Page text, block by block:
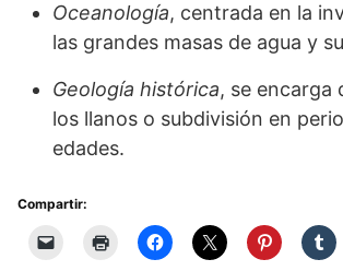
Oceanología, centrada en la
las grandes masas de agua y
Geología histórica, se encarga
los llanos o subdivisión en
edades.
Compartir: